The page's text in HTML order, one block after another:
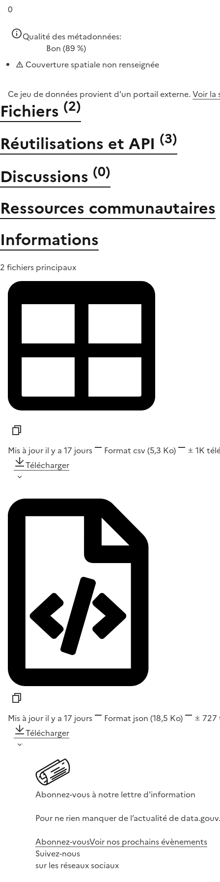
0
Qualité des métadonnées:
Bon (89 %)
Couverture spatiale non renseignée
Ce jeu de données provient d'un portail externe. Voir la
Fichiers (2)
Réutilisations et API (3)
Discussions (0)
Ressources communautaires
Informations
2 fichiers principaux
Mis à jour il y a 17 jours Format csv(5,3 Ko) 1K
Télécharger
Mis à jour il y a 17 jours Format json (18,5 Ko) 727
Télécharger
Abonnez-vous à notre lettre d'information
Pour ne rien manquer de l’actualité de
Abonnez-vousVoir nos prochains évènements
Suivez-nous
sur les réseaux sociaux